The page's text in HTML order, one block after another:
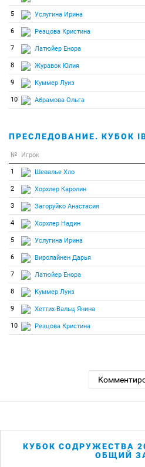
5 Услугина Ирина
6 Резцова Кристина
7 Латюйер Енора
8 Журавок Юлия
9 Куммер Луиз
10 Абрамова Ольга
ПРЕСЛЕДОВАНИЕ. КУБОК
№ Игрок
1 Шевалье Хло
2 Хорхлер Каролин
3 Загоруйко Анастасия
4 Хорхлер Надин
5 Услугина Ирина
6 Виролайнен Дарья
7 Латюйер Енора
8 Куммер Луиз
9 Хеттих-Вальц Янина
10 Резцова Кристина
КУБОК СОДРУЖЕСТВА
ОБЩИЙ